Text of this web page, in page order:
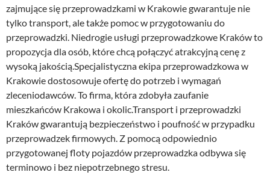
zajmujące się przeprowadzkami w Krakowie gwarantuje nie
tylko transport, ale także pomoc w przygotowaniu do
przeprowadzki. Niedrogie usługi przeprowadzkowe Kraków to
propozycja dla osób, które chcą połączyć atrakcyjną cenę z
wysoką jakością.Specjalistyczna ekipa przeprowadzkowa w
Krakowie dostosowuje ofertę do potrzeb i wymagań
zleceniodawców. To firma, która zdobyła zaufanie
mieszkańców Krakowa i okolic.Transport i przeprowadzki
Kraków gwarantują bezpieczeństwo i poufność w przypadku
przeprowadzek firmowych. Z pomocą odpowiednio
przygotowanej floty pojazdów przeprowadzka odbywa się
terminowo i bez niepotrzebnego stresu.